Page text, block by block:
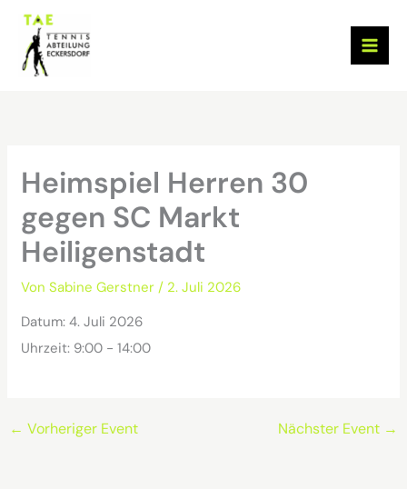
Zum
Inhalt
springen
Heimspiel Herren 30
gegen SC Markt
Heiligenstadt
VonSabine Gerstner/ 2. Juli 2026
Datum:4. Juli 2026
Uhrzeit: 9:00 - 14:00
← Vorheriger Event Nächster Event →